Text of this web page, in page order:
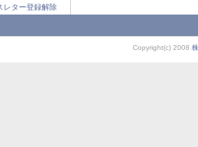
レター登録解除
Copyright(c) 2008